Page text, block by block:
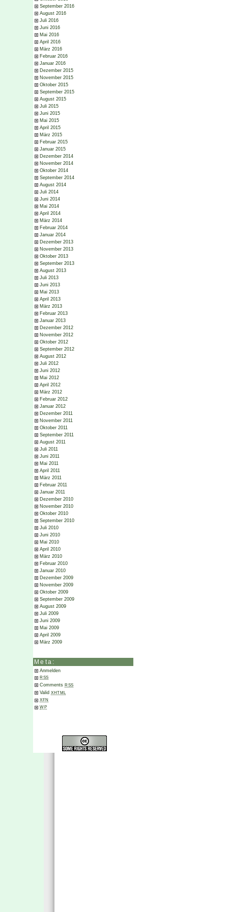
September 2016
August 2016
Juli 2016
Juni 2016
Mai 2016
April 2016
März 2016
Februar 2016
Januar 2016
Dezember 2015
November 2015
Oktober 2015
September 2015
August 2015
Juli 2015
Juni 2015
Mai 2015
April 2015
März 2015
Februar 2015
Januar 2015
Dezember 2014
November 2014
Oktober 2014
September 2014
August 2014
Juli 2014
Juni 2014
Mai 2014
April 2014
März 2014
Februar 2014
Januar 2014
Dezember 2013
November 2013
Oktober 2013
September 2013
August 2013
Juli 2013
Juni 2013
Mai 2013
April 2013
März 2013
Februar 2013
Januar 2013
Dezember 2012
November 2012
Oktober 2012
September 2012
August 2012
Juli 2012
Juni 2012
Mai 2012
April 2012
März 2012
Februar 2012
Januar 2012
Dezember 2011
November 2011
Oktober 2011
September 2011
August 2011
Juli 2011
Juni 2011
Mai 2011
April 2011
März 2011
Februar 2011
Januar 2011
Dezember 2010
November 2010
Oktober 2010
September 2010
Juli 2010
Juni 2010
Mai 2010
April 2010
März 2010
Februar 2010
Januar 2010
Dezember 2009
November 2009
Oktober 2009
September 2009
August 2009
Juli 2009
Juni 2009
Mai 2009
April 2009
März 2009
Meta:
Anmelden
RSS
Comments RSS
Valid XHTML
XFN
WP